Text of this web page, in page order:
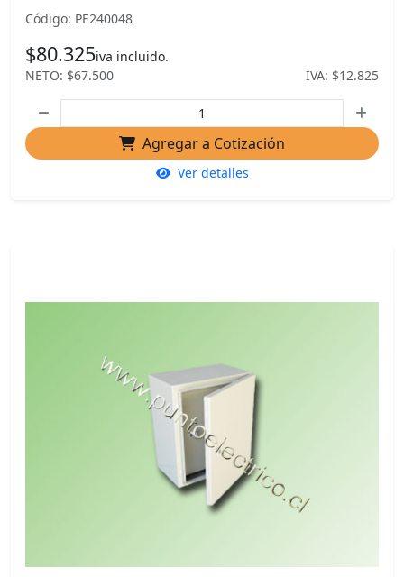
Código: PE240048
$80.325iva incluido.
NETO: $67.500
IVA: $12.825
Agregar a Cotización
Ver detalles